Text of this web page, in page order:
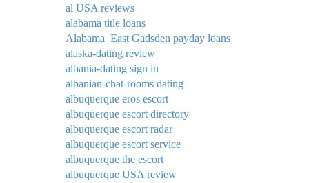
al USA reviews
alabama title loans
Alabama_East Gadsden payday loans
alaska-dating review
albania-dating sign in
albanian-chat-rooms dating
albuquerque eros escort
albuquerque escort directory
albuquerque escort radar
albuquerque escort service
albuquerque the escort
albuquerque USA review